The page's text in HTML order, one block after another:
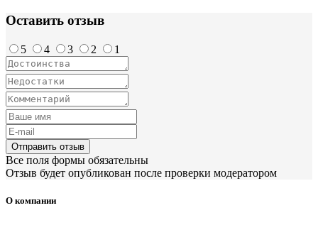
Оставить отзыв
5 4 3 2 1
Отправить отзыв
Все поля формы обязательны
Отзыв будет опубликован после проверки модератором
О компании